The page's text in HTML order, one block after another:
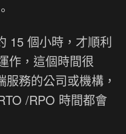
15 個小時，才順利
作，這個時間很
務的公司或機構，
/RPO 時間都會